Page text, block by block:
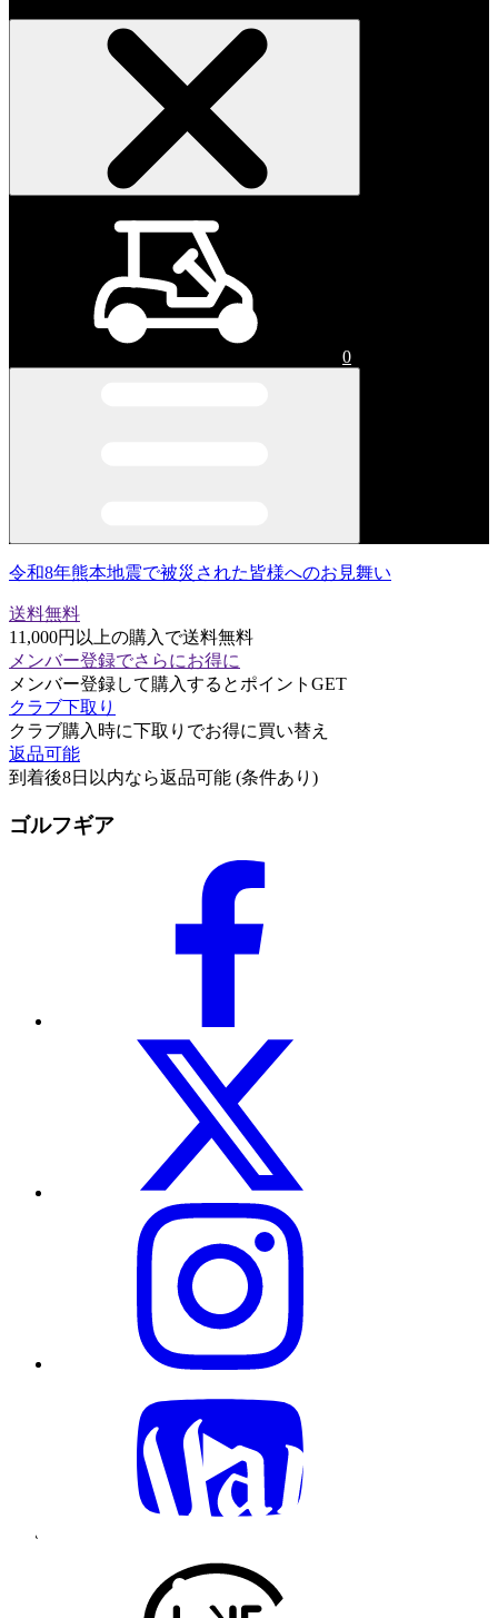
0
令和8年熊本地震で被災された皆様へのお見舞い
送料無料
11,000円以上の購入で送料無料
メンバー登録でさらにお得に
メンバー登録して購入するとポイントGET
クラブ下取り
クラブ購入時に下取りでお得に買い替え
返品可能
到着後8日以内なら返品可能 (条件あり)
ゴルフギア